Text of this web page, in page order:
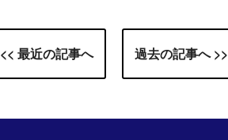
<< 最近の記事へ 過去の記事へ >>